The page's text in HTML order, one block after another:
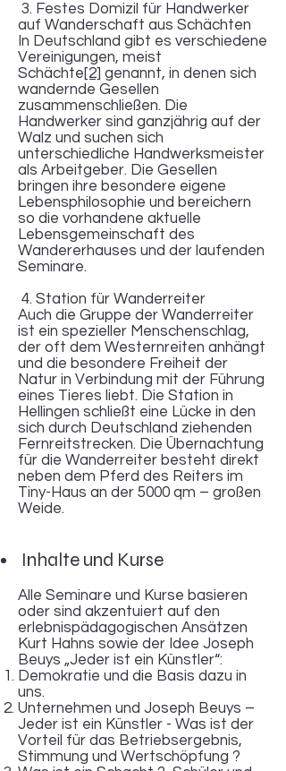
3. Festes Domizil für Handwerker
auf Wanderschaft aus Schächten
In Deutschland gibt es verschiedene
Vereinigungen, meist
Schächte[2] genannt, in denen sich
wandernde Gesellen
zusammenschließen. Die
Handwerker sind ganzjährig auf der
Walz und suchen sich
unterschiedliche Handwerksmeister
als Arbeitgeber. Die Gesellen
bringen ihre besondere eigene
Lebensphilosophie und bereichern
so die vorhandene aktuelle
Lebensgemeinschaft des
Wandererhauses und der laufenden
Seminare.
4. Station für Wanderreiter
Auch die Gruppe der Wanderreiter
ist ein spezieller Menschenschlag,
der oft dem Westernreiten anhängt
und die besondere Freiheit der
Natur in Verbindung mit der Führung
eines Tieres liebt. Die Station in
Hellingen schließt eine Lücke in den
sich durch Deutschland ziehenden
Fernreitstrecken. Die Übernachtung
für die Wanderreiter besteht direkt
neben dem Pferd des Reiters im
Tiny-Haus an der 5000 qm – großen
Weide.
Inhalte und Kurse
Alle Seminare und Kurse basieren
oder sind akzentuiert auf den
erlebnispädagogischen Ansätzen
Kurt Hahns sowie der Idee Joseph
Beuys „Jeder ist ein Künstler“:
Demokratie und die Basis dazu in
uns.
Unternehmen und Joseph Beuys –
Jeder ist ein Künstler - Was ist der
Vorteil für das Betriebsergebnis,
Stimmung und Wertschöpfung ?